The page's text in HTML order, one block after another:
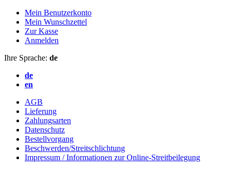
Mein Benutzerkonto
Mein Wunschzettel
Zur Kasse
Anmelden
Ihre Sprache: de
de
en
AGB
Lieferung
Zahlungsarten
Datenschutz
Bestellvorgang
Beschwerden/Streitschlichtung
Impressum / Informationen zur Online-Streitbeilegung